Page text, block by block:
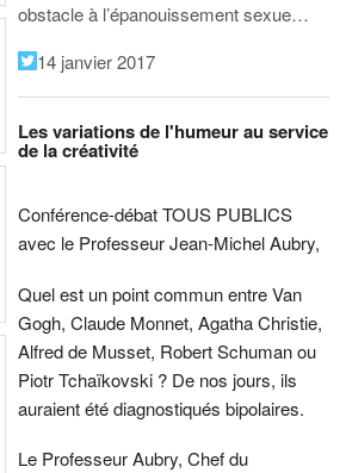
obstacle à l’épanouissement sexue…
14 janvier 2017
Les variations de l'humeur au service
de la créativité
Conférence-débat TOUS PUBLICS
avec le Professeur Jean-Michel Aubry,
Quel est un point commun entre Van
Gogh, Claude Monnet, Agatha Christie,
Alfred de Musset, Robert Schuman ou
Piotr Tchaïkovski ? De nos jours, ils
auraient été diagnostiqués bipolaires.
Le Professeur Aubry, Chef du